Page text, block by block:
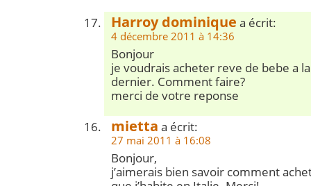
Harroy dominique a écrit:
4 décembre 2011 à 14:36
Bonjour
je voudrais acheter reve de bebe a
dernier. Comment faire?
merci de votre reponse
mietta a écrit:
27 mai 2011 à 16:08
Bonjour,
j’aimerais bien savoir comment